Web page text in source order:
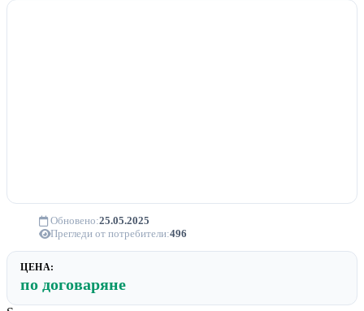
Обновено:25.05.2025
Прегледи от потребители:496
ЦЕНА:
по договаряне